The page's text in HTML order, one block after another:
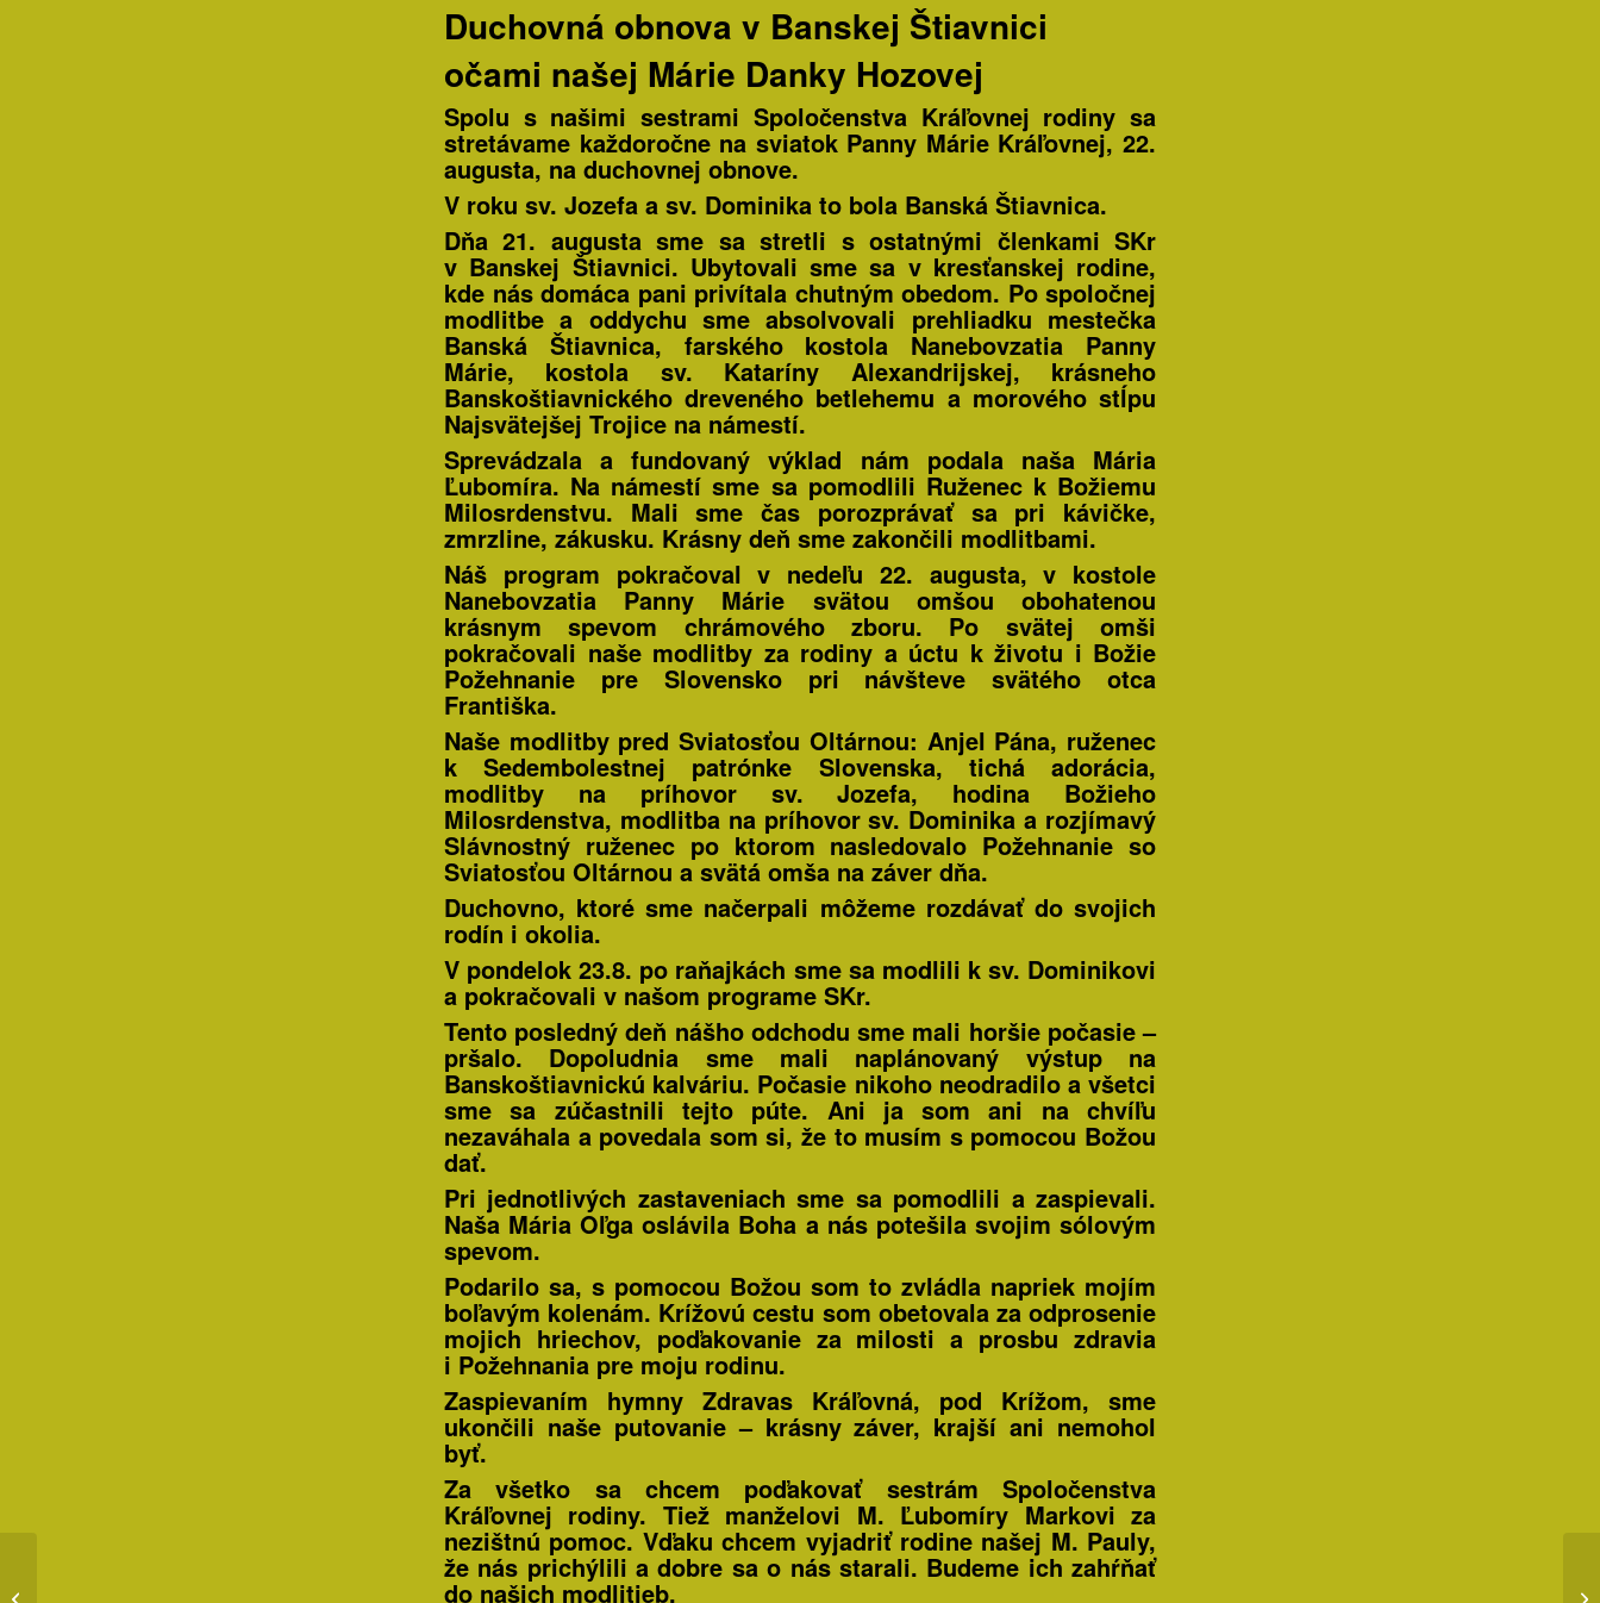
Duchovná obnova v Banskej Štiavnici
očami našej Márie Danky Hozovej
Spolu s našimi sestrami Spoločenstva Kráľovnej rodiny sa
stretávame každoročne na sviatok Panny Márie Kráľovnej, 22.
augusta, na duchovnej obnove.
V roku sv. Jozefa a sv. Dominika to bola Banská Štiavnica.
Dňa 21. augusta sme sa stretli s ostatnými členkami SKr
v Banskej Štiavnici. Ubytovali sme sa v kresťanskej rodine,
kde nás domáca pani privítala chutným obedom. Po spoločnej
modlitbe a oddychu sme absolvovali prehliadku mestečka
Banská Štiavnica, farského kostola Nanebovzatia Panny
Márie, kostola sv. Kataríny Alexandrijskej, krásneho
Banskoštiavnického dreveného betlehemu a morového stĺpu
Najsvätejšej Trojice na námestí.
Sprevádzala a fundovaný výklad nám podala naša Mária
Ľubomíra. Na námestí sme sa pomodlili Ruženec k Božiemu
Milosrdenstvu. Mali sme čas porozprávať sa pri kávičke,
zmrzline, zákusku. Krásny deň sme zakončili modlitbami.
Náš program pokračoval v nedeľu 22. augusta, v kostole
Nanebovzatia Panny Márie svätou omšou obohatenou
krásnym spevom chrámového zboru. Po svätej omši
pokračovali naše modlitby za rodiny a úctu k životu i Božie
Požehnanie pre Slovensko pri návšteve svätého otca
Františka.
Naše modlitby pred Sviatosťou Oltárnou: Anjel Pána, ruženec
k Sedembolestnej patrónke Slovenska, tichá adorácia,
modlitby na príhovor sv. Jozefa, hodina Božieho
Milosrdenstva, modlitba na príhovor sv. Dominika a rozjímavý
Slávnostný ruženec po ktorom nasledovalo Požehnanie so
Sviatosťou Oltárnou a svätá omša na záver dňa.
Duchovno, ktoré sme načerpali môžeme rozdávať do svojich
rodín i okolia.
V pondelok 23.8. po raňajkách sme sa modlili k sv. Dominikovi
a pokračovali v našom programe SKr.
Tento posledný deň nášho odchodu sme mali horšie počasie –
pršalo. Dopoludnia sme mali naplánovaný výstup na
Banskoštiavnickú kalváriu. Počasie nikoho neodradilo a všetci
sme sa zúčastnili tejto púte. Ani ja som ani na chvíľu
nezaváhala a povedala som si, že to musím s pomocou Božou
dať.
Pri jednotlivých zastaveniach sme sa pomodlili a zaspievali.
Naša Mária Oľga oslávila Boha a nás potešila svojim sólovým
spevom.
Podarilo sa, s pomocou Božou som to zvládla napriek mojím
boľavým kolenám. Krížovú cestu som obetovala za odprosenie
mojich hriechov, poďakovanie za milosti a prosbu zdravia
i Požehnania pre moju rodinu.
Zaspievaním hymny Zdravas Kráľovná, pod Krížom, sme
ukončili naše putovanie – krásny záver, krajší ani nemohol
byť.
Za všetko sa chcem poďakovať sestrám Spoločenstva
Kráľovnej rodiny. Tiež manželovi M. Ľubomíry Markovi za
nezištnú pomoc. Vďaku chcem vyjadriť rodine našej M. Pauly,
že nás prichýlili a dobre sa o nás starali. Budeme ich zahŕňať
do našich modlitieb.